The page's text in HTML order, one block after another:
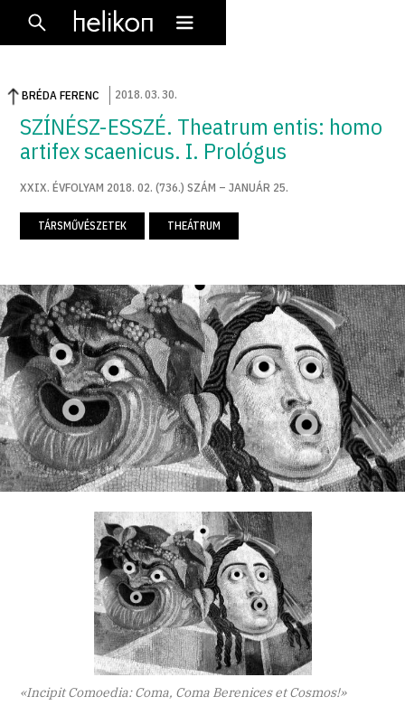
BRÉDA FERENC 2018.03.30.
SZÍNÉSZ-ESSZÉ. Theatrum entis: homo
artifex scaenicus. I. Prológus
XXIX. ÉVFOLYAM 2018. 02. (736.) SZÁM – JANUÁR 25.
TÁRSMŰVÉSZETEK THEÁTRUM
«Incipit Comoedia: Coma, Coma Berenices et Cosmos!»